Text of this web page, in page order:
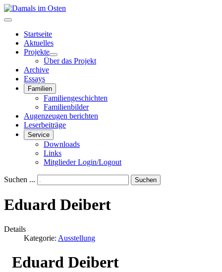
Startseite
Aktuelles
Projekte
Über das Projekt
Archive
Essays
Familien
Familiengeschichten
Familienbilder
Augenzeugen berichten
Leserbeiträge
Service
Downloads
Links
Mitglieder Login/Logout
Suchen ... Suchen
Eduard Deibert
Details
Kategorie: Ausstellung
Eduard Deibert